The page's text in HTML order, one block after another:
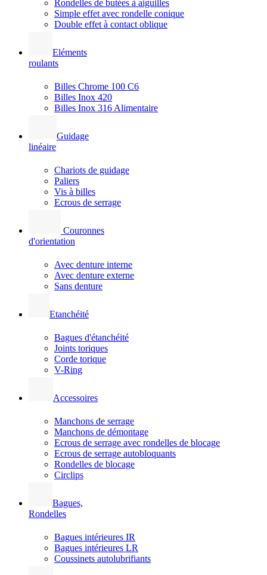
Rondelles de butées à aiguilles
Simple effet avec rondelle conique
Double effet à contact oblique
Eléments
roulants
Billes Chrome 100 C6
Billes Inox 420
Billes Inox 316 Alimentaire
Guidage
linéaire
Chariots de guidage
Paliers
Vis à billes
Ecrous de serrage
Couronnes
d'orientation
Avec denture interne
Avec denture externe
Sans denture
Etanchéité
Bagues d'étanchéité
Joints toriques
Corde torique
V-Ring
Accessoires
Manchons de serrage
Manchons de démontage
Ecrous de serrage avec rondelles de blocage
Ecrous de serrage autobloquants
Rondelles de blocage
Circlips
Bagues,
Rondelles
Bagues intérieures IR
Bagues intérieures LR
Coussinets autolubrifiants